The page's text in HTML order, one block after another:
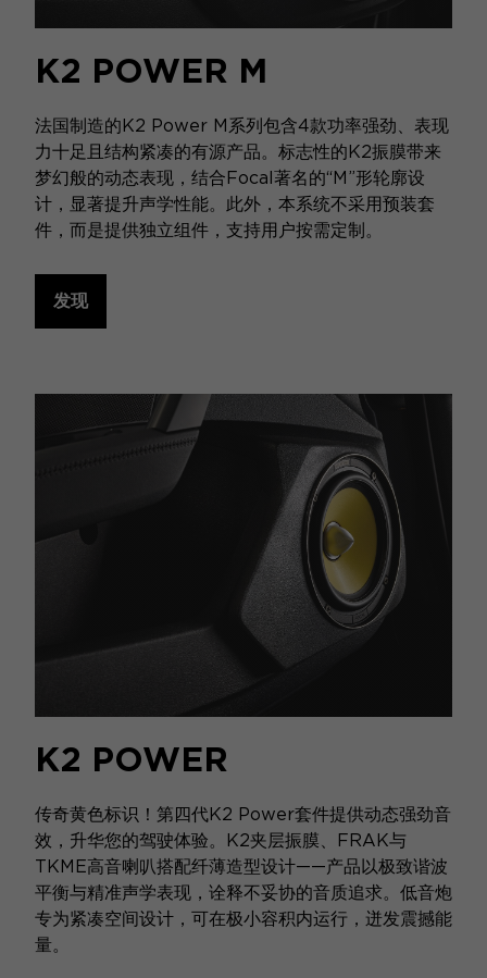
K2 POWER M
法国制造的K2 Power M系列包含4款功率强劲、表现
力十足且结构紧凑的有源产品。标志性的K2振膜带来
梦幻般的动态表现，结合Focal著名的“M”形轮廓设
计，显著提升声学性能。此外，本系统不采用预装套
件，而是提供独立组件，支持用户按需定制。
发现
K2 POWER
传奇黄色标识！第四代K2 Power套件提供动态强劲音
效，升华您的驾驶体验。K2夹层振膜、FRAK与
TKME高音喇叭搭配纤薄造型设计——产品以极致谐波
平衡与精准声学表现，诠释不妥协的音质追求。低音炮
专为紧凑空间设计，可在极小容积内运行，迸发震撼能
量。